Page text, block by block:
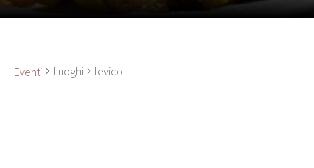
Eventi Luoghi levico